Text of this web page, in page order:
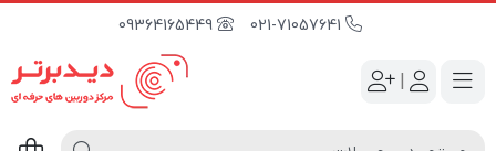
09364165449
|